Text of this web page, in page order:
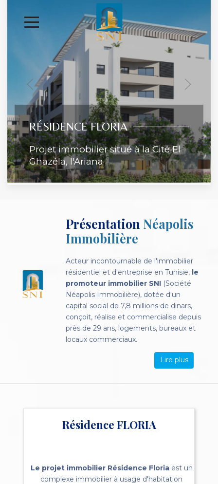
RÉSIDENCE FLORIA
Projet immobilier situé à la Cité El
Ghazéla, l'Ariana
Présentation Néapolis
Immobilière
Acteur incontournable de l'immobilier
résidentiel et d'entreprise en Tunisie, le
promoteur immobilier SNI(Société
Néapolis Immobilière), dotée d'un
capital social de 7,8 millions de dinars,
conçoit, réalise et commercialise depuis
près de 29 ans, logements, bureaux et
locaux commerciaux.
Lire plus
Résidence FLORIA
Le projet immobilier Résidence Floriaest un
complexe immobilier à usage d'habitation